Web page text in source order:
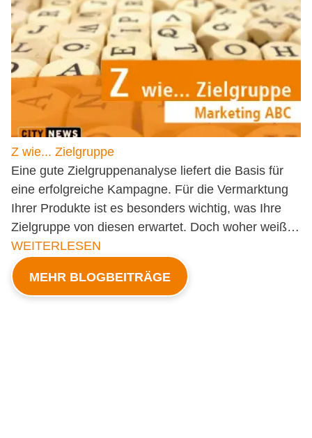
Z wie... Zielgruppe
Eine gute Zielgruppenanalyse liefert die Basis für
eine erfolgreiche Kampagne. Für die Vermarktung
Ihrer Produkte ist es besonders wichtig, was Ihre
Zielgruppe von diesen erwartet. Doch woher weiß…
WEITERLESEN
MEHR BLOGBEITRÄGE